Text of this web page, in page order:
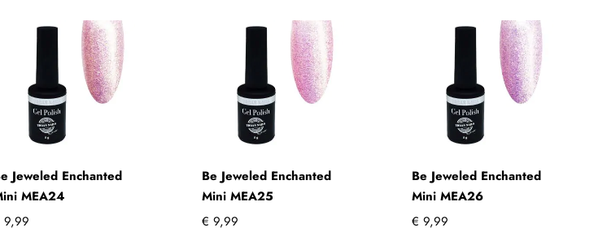
Jeweled Enchanted
MEA24
9,99
Be Jeweled Enchanted
Mini MEA25
€ 9,99
Be Jeweled Enchanted
Mini MEA26
€ 9,99